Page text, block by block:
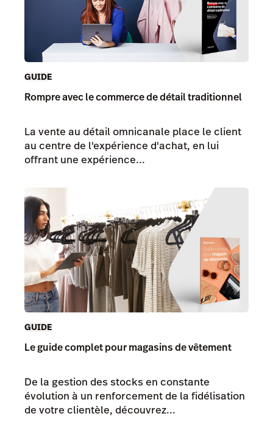
GUIDE
Rompre avec le commerce de détail traditionnel
La vente au détail omnicanale place le client
au centre de l'expérience d'achat, en lui
offrant une expérience...
GUIDE
Le guide complet pour magasins de vêtement
De la gestion des stocks en constante
évolution à un renforcement de la fidélisation
de votre clientèle, découvrez...